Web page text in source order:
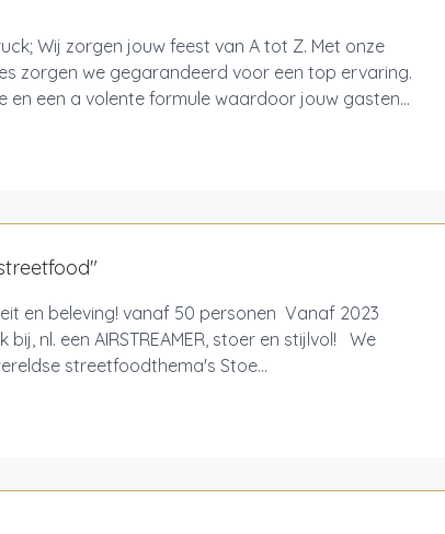
Wij zorgen jouw feest van A tot Z. Met onze
zorgen we gegarandeerd voor een top ervaring.
en een a volente formule waardoor jouw gasten...
en beleving! vanaf 50 personen Vanaf 2023
nl. een AIRSTREAMER, stoer en stijlvol! We
streetfoodthema's Stoe...